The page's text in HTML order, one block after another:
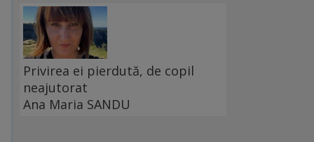
Privirea ei pierdută, de copil
neajutorat
Ana Maria SANDU